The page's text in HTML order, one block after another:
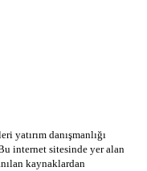
yatırım danışmanlığı
internet sitesinde yer alan
kaynaklardan